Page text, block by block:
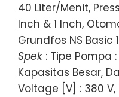
40 Liter/Menit,
Inch & 1 Inch,
Grundfos NS Basic
Spek : Tipe Pompa
Kapasitas Besar,
Voltage [V] : 380 V,